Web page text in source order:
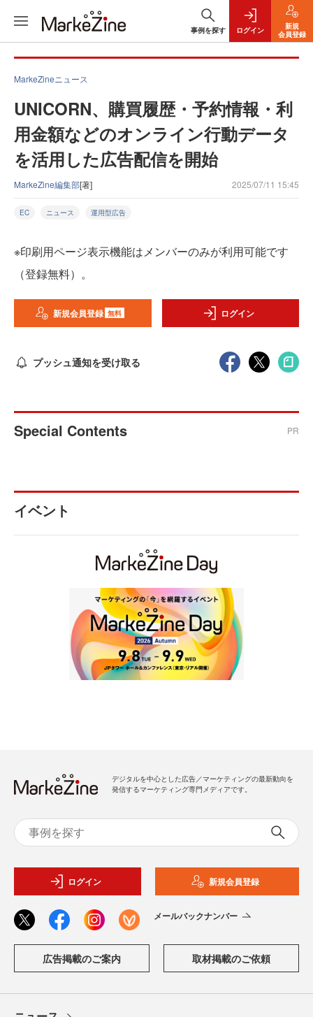
事例を探す ログイン
新規
会員登録
MarkeZineニュース
UNICORN、購買履歴・予約情報・利
用金額などのオンライン行動データ
を活用した広告配信を開始
MarkeZine編集部[著] 2025/07/11 15:45
EC ニュース 運用型広告
※印刷用ページ表示機能はメンバーのみが利用可能です
（登録無料）。
新規会員登録 無料 ログイン
プッシュ通知を受け取る
Special Contents PR
イベント
デジタルを中心とした広告／マーケティングの最新動向を
発信するマーケティング専門メディアです。
ログイン 新規会員登録
メールバックナンバー
広告掲載のご案内 取材掲載のご依頼